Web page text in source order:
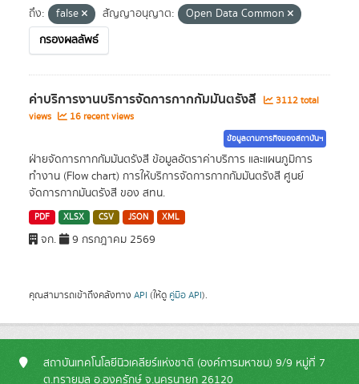
ถึง:
false สัญญาอนุญาต:
Open Data Common
กรองผลลัพธ์
ค่าบริการงานบริการจัดการกากกัมมันตรังสี
3112 total
views
16 recent views
ข้อมูลตามภารกิจของสถาบันฯ
ฝ่ายจัดการกากกัมมันตรังสี ข้อมูลอัตราค่าบริการ และแผนภูมิการ
ทำงาน (Flow chart) การให้บริการจัดการกากกัมมันตรังสี ศูนย์
จัดการกากมันตรังสี ของ สทน.
PDF XLSX CSV JSON XML
จก. 9 กรกฎาคม 2569
คุณสามารถเข้าถึงคลังทาง API (ให้ดู คู่มือ API).
สถาบันเทคโนโลยีนิวเคลียร์แห่งชาติ (องค์การมหาชน) 9/9 หมู่ที่ 7
ต.ทรายมูล อ.องครักษ์ จ.นครนายก 26120